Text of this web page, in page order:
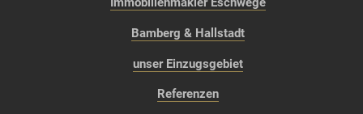
Bamberg & Hallstadt
unser Einzugsgebiet
Referenzen